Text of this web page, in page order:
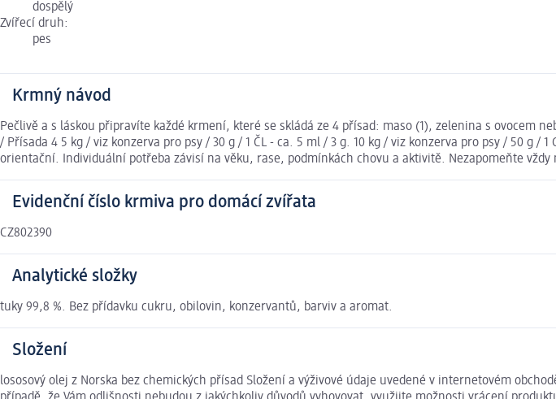
dospělý
Zvířecí druh:
pes
Krmný návod
Pečlivě a s láskou připravíte každé krmení, které se skládá ze 4 přísad: maso (1), zelenina s ovocem
/ Přísada 4 5 kg / viz konzerva pro psy / 30 g / 1 ČL - ca. 5 ml / 3 g. 10 kg / viz konzerva pro psy / 50 g /
orientační. Individuální potřeba závisí na věku, rase, podmínkách chovu a aktivitě. Nezapomeňte vždy
Evidenční číslo krmiva pro domácí zvířata
CZ802390
Analytické složky
tuky 99,8 %. Bez přídavku cukru, obilovin, konzervantů, barviv a aromat.
Složení
lososový olej z Norska bez chemických přísad Složení a výživové údaje uvedené v internetovém